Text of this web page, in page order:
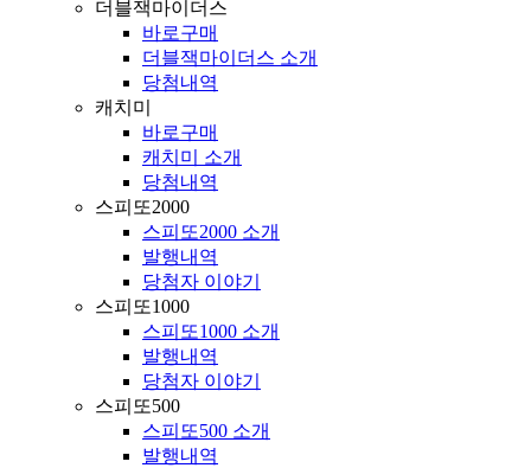
더블잭마이더스
바로구매
더블잭마이더스 소개
당첨내역
캐치미
바로구매
캐치미 소개
당첨내역
스피또2000
스피또2000 소개
발행내역
당첨자 이야기
스피또1000
스피또1000 소개
발행내역
당첨자 이야기
스피또500
스피또500 소개
발행내역